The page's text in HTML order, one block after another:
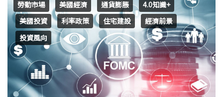
勞動市場 美國經濟 通貨膨脹
4.0知識+
美國投資
利率政策 住宅建設
經濟前景
投資風向